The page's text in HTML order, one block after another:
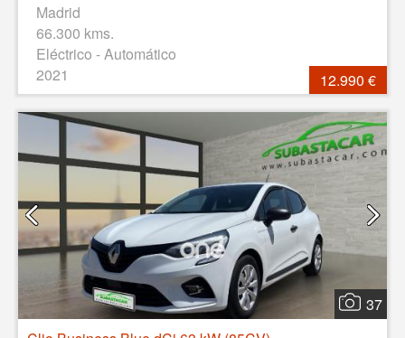
Madrid
66.300 kms.
Eléctrico - Automático
2021
12.990 €
37